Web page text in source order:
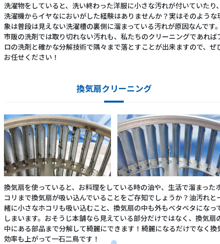
洗濯物をしていると、洗い終わった洋服に小さな汚れが付いていたり
洗濯機からイヤなにおいがした経験はありませんか？実はそのような
象は普段は見えない洗濯槽の裏側に溜まっている汚れが原因なんです
市販の洗剤では取り切れない汚れも、私たちのクリーニングであれば
ロの洗剤と確かな分解技術で隅々まで落とすことが出来ますので、ぜ
お任せください！
換気扇クリーニング
換気扇を使っていると、お料理をしている時の油や、生活で溜まった
コリまで換気扇が吸い込んでいることをご存知でしょうか？油汚れと
緒に小さなホコリも吸い込むこと、換気扇の中も外もベタベタになっ
しまいます。おそうじ本舗なら見えている部分だけではなく、換気扇
中にある部品まで分解して綺麗にできます！綺麗になるだけでなく換
効率も上がって一石二鳥です！